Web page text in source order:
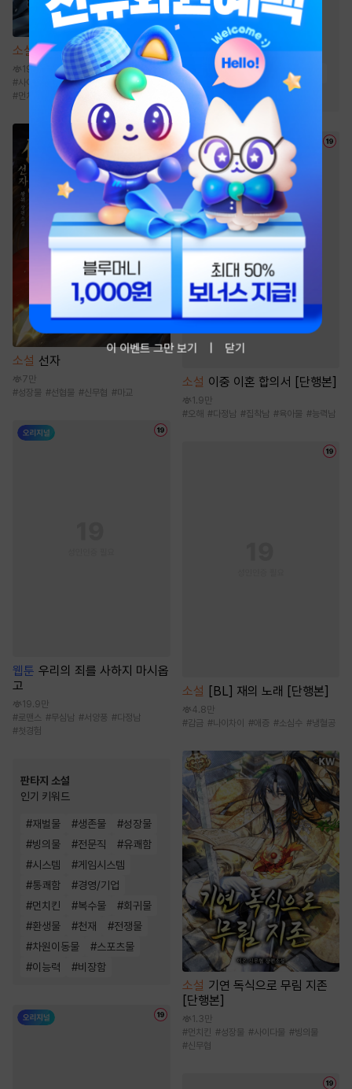
소설 흑도검선
19.6만
#사이다물 통쾌함 #성장물
복수물
#먼치킨
소설 선자
7만
#성장물 #선협물 #신무협 #마교
웹툰 우리의 죄를 사하지 마시옵
고
19.9만
#로맨스 #무심남 #서양풍 #다정남
#첫경험
판타지 소설
인기 키워드
#재벌물 #생존물 #성장물
#빙의물 #전문직 #유쾌함
#시스템 #게임시스템
#통쾌함 #경영/기업
#먼치킨 #복수물 #회귀물
#환생물 #천재 #전쟁물
#차원이동물 #스포츠물
#이능력 #비장함
#오해/착각 #단정수
미인공 #능욕공
3인칭시점 #첫사랑
다정수 능글공 #연하공
#일상물
소설 이중 이혼 합의서 [단행본]
1.9만
#오해 #다정남 #집착남 #육아물 #능력남
소설 [BL] 재의 노래 [단행본]
4.8만
#감금 #나이차이 #애증 #소심수 #냉혈공
소설 기연 독식으로 무림 지존
[단행본]
1.3만
#먼치킨 #성장물 #사이다물 #빙의물
#신무협
이 이벤트 그만 보기 닫기